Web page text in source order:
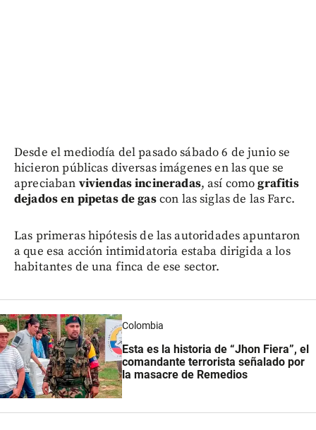
Desde el mediodía del pasado sábado 6 de junio se
hicieron públicas diversas imágenes en las que se
apreciaban viviendas incineradas, así comografitis
dejados en pipetas de gascon las siglas de las Farc.
Las primeras hipótesis de las autoridades apuntaron
a que esa acción intimidatoria estaba dirigida a los
habitantes de una finca de ese sector.
Colombia
Esta es la historia de “Jhon Fiera”, el
comandante terrorista señalado por
la masacre de Remedios